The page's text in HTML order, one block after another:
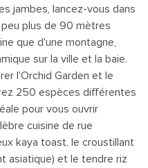
jambes, lancez-vous dans
plus de 90 mètres
que d'une montagne,
sur la ville et la baie.
l'Orchid Garden et le
250 espèces différentes
pour vous ouvrir
cuisine de rue
kaya toast, le croustillant
asiatique) et le tendre riz